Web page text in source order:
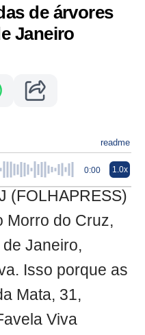
de árvores
Janeiro
readme
0:00 1.0x
(FOLHAPRESS)
Morro do Cruz,
Janeiro,
Isso porque as
Mata, 31,
Viva